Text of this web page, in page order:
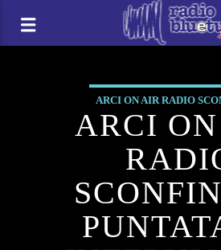
ARCI ON AIR RADIO
ARCI